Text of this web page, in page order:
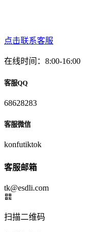
点击联系客服
在线时间：8:00-16:00
客服QQ
68628283
客服微信
konfutiktok
客服邮箱
tk@esdli.com
扫描二维码